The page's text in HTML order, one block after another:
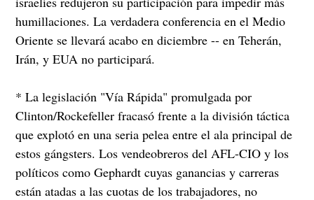
humillaciones. La verdadera conferencia en el Medio
Oriente se llevará acabo en diciembre -- en Teherán,
Irán, y EUA no participará.
* La legislación "Vía Rápida" promulgada por
Clinton/Rockefeller fracasó frente a la división táctica
que explotó en una seria pelea entre el ala principal de
estos gángsters. Los vendeobreros del AFL-CIO y los
políticos como Gephardt cuyas ganancias y carreras
están atadas a las cuotas de los trabajadores, no